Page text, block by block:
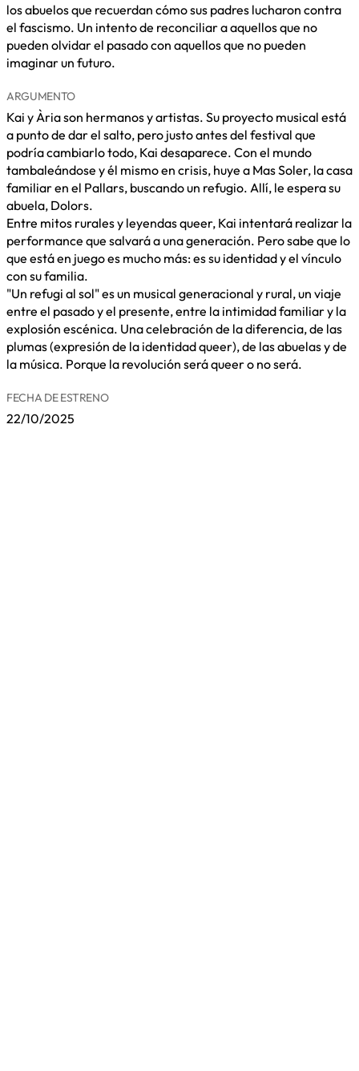
los abuelos que recuerdan cómo sus padres lucharon contra
el fascismo. Un intento de reconciliar a aquellos que no
pueden olvidar el pasado con aquellos que no pueden
imaginar un futuro.
ARGUMENTO
Kai y Ària son hermanos y artistas. Su proyecto musical está
a punto de dar el salto, pero justo antes del festival que
podría cambiarlo todo, Kai desaparece. Con el mundo
tambaleándose y él mismo en crisis, huye a Mas Soler, la casa
familiar en el Pallars, buscando un refugio. Allí, le espera su
abuela, Dolors.
Entre mitos rurales y leyendas queer, Kai intentará realizar la
performance que salvará a una generación. Pero sabe que lo
que está en juego es mucho más: es su identidad y el vínculo
con su familia.
"Un refugi al sol" es un musical generacional y rural, un viaje
entre el pasado y el presente, entre la intimidad familiar y la
explosión escénica. Una celebración de la diferencia, de las
plumas (expresión de la identidad queer), de las abuelas y de
la música. Porque la revolución será queer o no será.
FECHA DE ESTRENO
22/10/2025